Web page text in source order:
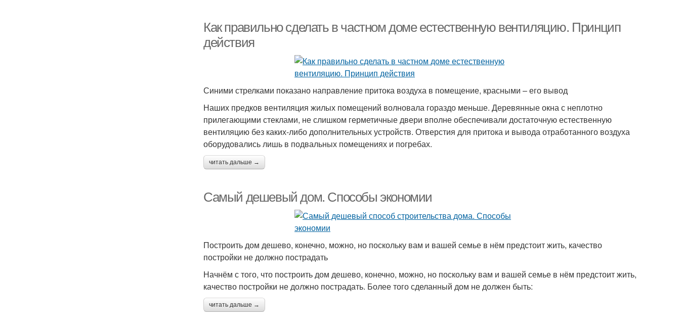
Как правильно сделать в частном доме естественную вентиляцию. Принцип
действия
Синими стрелками показано направление притока воздуха в помещение, красными – его вывод
Наших предков вентиляция жилых помещений волновала гораздо меньше. Деревянные окна с неплотно
прилегающими стеклами, не слишком герметичные двери вполне обеспечивали достаточную естественную
вентиляцию без каких-либо дополнительных устройств. Отверстия для притока и вывода отработанного воздуха
оборудовались лишь в подвальных помещениях и погребах.
читать дальше →
Самый дешевый дом. Способы экономии
Построить дом дешево, конечно, можно, но поскольку вам и вашей семье в нём предстоит жить, качество
постройки не должно пострадать
Начнём с того, что построить дом дешево, конечно, можно, но поскольку вам и вашей семье в нём предстоит жить,
качество постройки не должно пострадать. Более того сделанный дом не должен быть:
читать дальше →